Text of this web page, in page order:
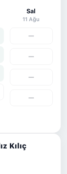
Sal
11 Ağu
—
—
—
—
Kılıç